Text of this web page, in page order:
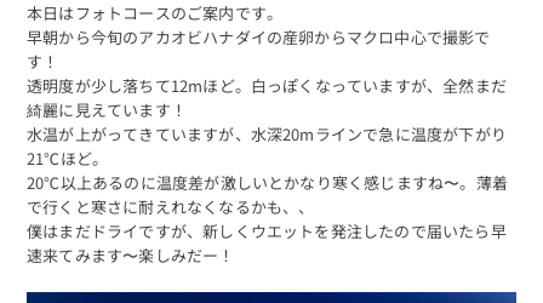
本日はフォトコースのご案内です。
早朝から今旬のアカオビハナダイの産卵からマクロ中心で撮影で
す！
透明度が少し落ちて12mほど。白っぽくなっていますが、全然まだ
綺麗に見えています！
水温が上がってきていますが、水深20mラインで急に温度が下がり
21℃ほど。
20℃以上あるのに温度差が激しいとかなり寒く感じますね〜。薄着
で行くと寒さに耐えれなくなるかも、、
僕はまだドライですが、新しくウエットを発注したので届いたら早
速来てみます〜楽しみだー！